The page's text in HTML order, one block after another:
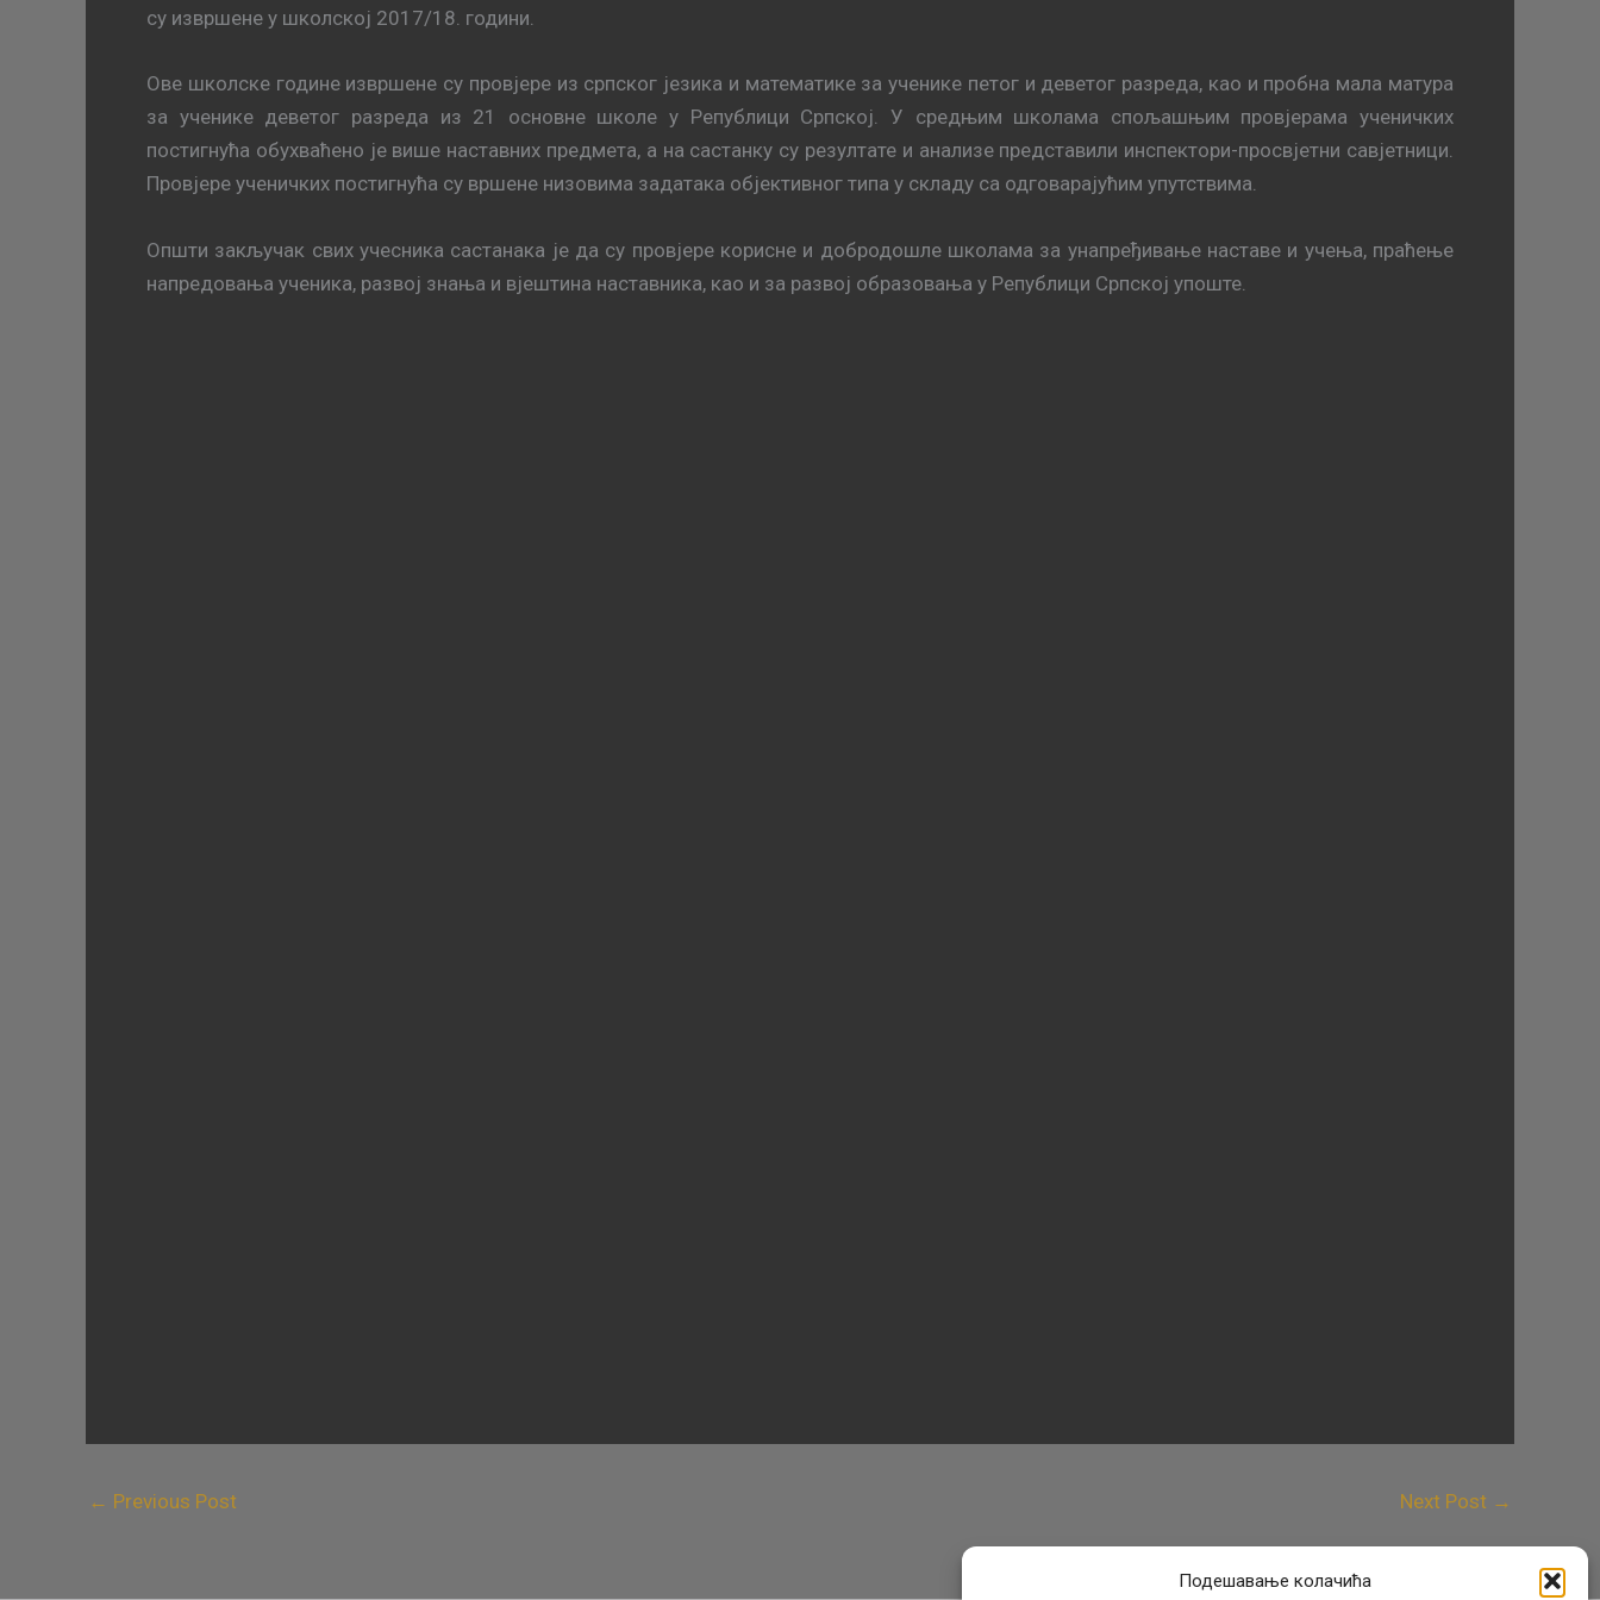
Подешавање колачића
су извршене у школској 2017/18. години.
Ове школске године извршене су провјере из српског језика и математике за ученике петог и деветог разреда, као и пробна мала матура
за ученике деветог разреда из 21 основне школе у Републици Српској. У средњим школама спољашњим провјерама ученичких
постигнућа обухваћено је више наставних предмета, а на састанку су резултате и анализе представили инспектори-просвјетни савјетници.
Провјере ученичких постигнућа су вршене низовима задатака објективног типа у складу са одговарајућим упутствима.
Општи закључак свих учесника састанака је да су провјере корисне и добродошле школама за унапређивање наставе и учења, праћење
напредовања ученика, развој знања и вјештина наставника, као и за развој образовања у Републици Српској упоште.
← Previous Post Next Post →